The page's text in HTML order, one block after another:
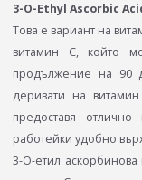
3-O-Ethyl Ascorbic
Това е вариант на
витамин C, който
продължение на 90
деривати на
предоставя
работейки удобно
3-O-етил